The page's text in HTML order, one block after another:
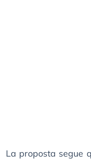
La proposta segue